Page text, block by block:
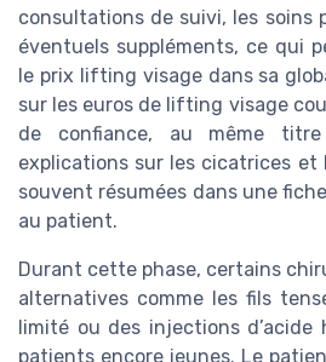
consultations de suivi, les soins
éventuels suppléments, ce qui
le prix lifting visage dans sa
sur les euros de lifting visage
de confiance, au même
explications sur les cicatrices et
souvent résumées dans une
au patient.
Durant cette phase, certains
alternatives comme les fils
limité ou des injections d’acide
patients encore jeunes. Le